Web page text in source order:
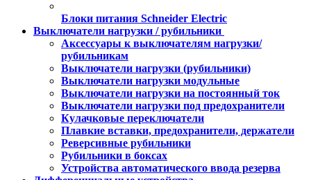
Блоки питания Schneider Electric
Выключатели нагрузки / рубильники
Аксессуары к выключателям нагрузки/
рубильникам
Выключатели нагрузки (рубильники)
Выключатели нагрузки модульные
Выключатели нагрузки на постоянный ток
Выключатели нагрузки под предохранители
Кулачковые переключатели
Плавкие вставки, предохранители, держатели
Реверсивные рубильники
Рубильники в боксах
Устройства автоматического ввода резерва